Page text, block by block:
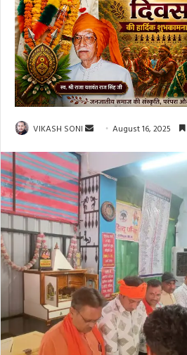
VIKASH SONI
Send August 16, 2025